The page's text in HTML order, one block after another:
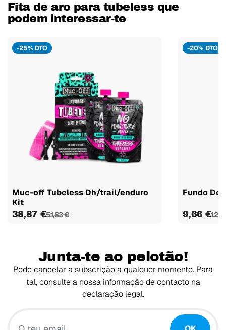
Fita de aro para tubeless que
podem interessar-te
-25% DTO
Muc-off Tubeless Dh/trail/enduro
Kit
38,87 €51,83 €
-20% DTO
Fundo De
9,66 €
Junta-te ao pelotão!
Pode cancelar a subscrição a qualquer momento. Para
tal, consulte a nossa informação de contacto na
declaração legal.